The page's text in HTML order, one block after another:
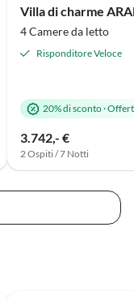
4 Camere da letto
Risponditore Veloce
20% di sconto·
3.742,- €
2 Ospiti / 7 Notti